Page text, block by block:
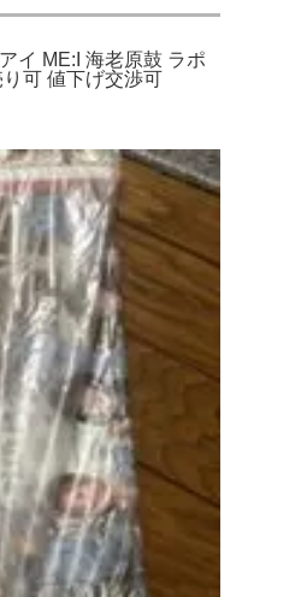
イ ME:I 海老原鼓 ラポ
可 値下げ交渉可